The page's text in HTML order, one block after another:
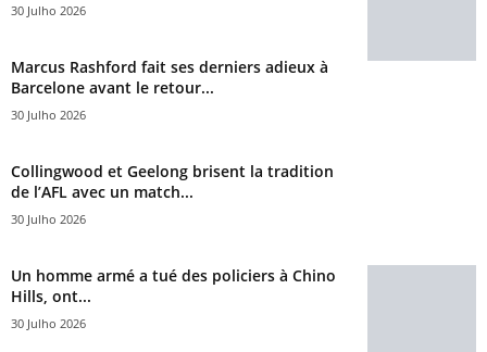
30 Julho 2026
Marcus Rashford fait ses derniers adieux à
Barcelone avant le retour...
30 Julho 2026
Collingwood et Geelong brisent la tradition
de l’AFL avec un match...
30 Julho 2026
Un homme armé a tué des policiers à Chino
Hills, ont...
30 Julho 2026